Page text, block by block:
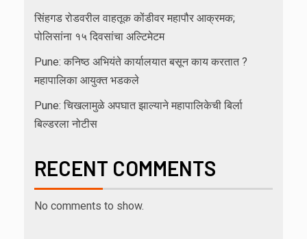
सिंहगड रोडवरील वाहतूक कोंडीवर महापौर आक्रमक;
पोलिसांना १५ दिवसांचा अल्टिमेटम
Pune: कनिष्ठ अभियंते कार्यालयात बसून काय करतात ?
महापालिका आयुक्त भडकले
Pune: चिखलामुळे अपघात झाल्याने महापालिकेची बिर्ला
बिल्डरला नोटीस
RECENT COMMENTS
No comments to show.